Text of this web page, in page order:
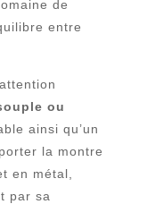
de
entre
ou
ainsi qu’un
la montre
en métal,
par sa